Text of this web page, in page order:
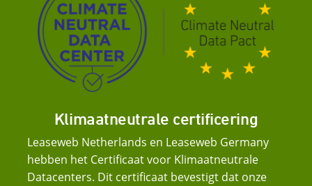
Klimaatneutrale certificering
Leaseweb Netherlands en Leaseweb Germany
hebben het Certificaat voor Klimaatneutrale
Datacenters. Dit certificaat bevestigt dat onze